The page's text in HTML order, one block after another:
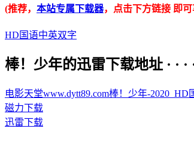
(推荐， 本站专属下载器，点击下方链接 即
HD国语中英双字
棒！少年的迅雷下载地址 · · · ·
电影天堂www.dytt89.com棒！少年-2020_HD
磁力下载
迅雷下载